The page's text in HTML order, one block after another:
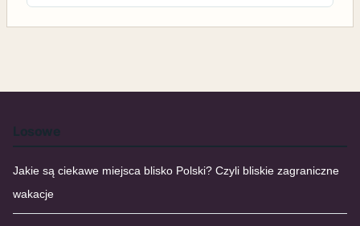
Losowe
Jakie są ciekawe miejsca blisko Polski? Czyli bliskie zagraniczne
wakacje